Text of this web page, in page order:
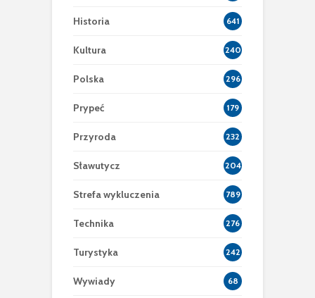
Historia 641
Kultura 240
Polska 296
Prypeć 179
Przyroda 232
Sławutycz 204
Strefa wykluczenia 789
Technika 276
Turystyka 242
Wywiady 68